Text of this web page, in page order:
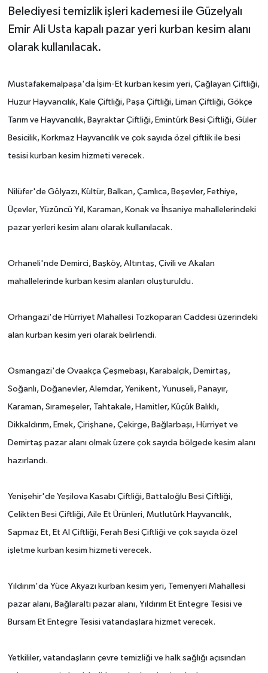
Belediyesi temizlik işleri kademesi ile Güzelyalı
Emir Ali Usta kapalı pazar yeri kurban kesim alanı
olarak kullanılacak.
Mustafakemalpaşa'da İşim-Et kurban kesim yeri, Çağlayan Çiftliği,
Huzur Hayvancılık, Kale Çiftliği, Paşa Çiftliği, Liman Çiftliği, Gökçe
Tarım ve Hayvancılık, Bayraktar Çiftliği, Emintürk Besi Çiftliği, Güler
Besicilik, Korkmaz Hayvancılık ve çok sayıda özel çiftlik ile besi
tesisi kurban kesim hizmeti verecek.
Nilüfer'de Gölyazı, Kültür, Balkan, Çamlıca, Beşevler, Fethiye,
Üçevler, Yüzüncü Yıl, Karaman, Konak ve İhsaniye mahallelerindeki
pazar yerleri kesim alanı olarak kullanılacak.
Orhaneli'nde Demirci, Başköy, Altıntaş, Çivili ve Akalan
mahallelerinde kurban kesim alanları oluşturuldu.
Orhangazi'de Hürriyet Mahallesi Tozkoparan Caddesi üzerindeki
alan kurban kesim yeri olarak belirlendi.
Osmangazi'de Ovaakça Çeşmebaşı, Karabalçık, Demirtaş,
Soğanlı, Doğanevler, Alemdar, Yenikent, Yunuseli, Panayır,
Karaman, Sırameşeler, Tahtakale, Hamitler, Küçük Balıklı,
Dikkaldırım, Emek, Çirişhane, Çekirge, Bağlarbaşı, Hürriyet ve
Demirtaş pazar alanı olmak üzere çok sayıda bölgede kesim alanı
hazırlandı.
Yenişehir'de Yeşilova Kasabı Çiftliği, Battaloğlu Besi Çiftliği,
Çelikten Besi Çiftliği, Aile Et Ürünleri, Mutlutürk Hayvancılık,
Sapmaz Et, Et Al Çiftliği, Ferah Besi Çiftliği ve çok sayıda özel
işletme kurban kesim hizmeti verecek.
Yıldırım'da Yüce Akyazı kurban kesim yeri, Temenyeri Mahallesi
pazar alanı, Bağlaraltı pazar alanı, Yıldırım Et Entegre Tesisi ve
Bursam Et Entegre Tesisi vatandaşlara hizmet verecek.
Yetkililer, vatandaşların çevre temizliği ve halk sağlığı açısından